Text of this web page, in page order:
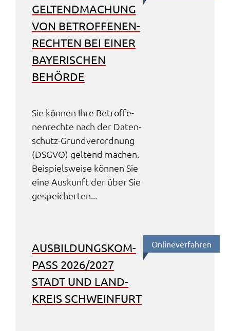
GELTEND­MA­CHUNG
VON BETROF­FE­NEN­
RECH­TEN BEI EINER
BAYE­RI­SCHEN
BEHÖR­DE
Sie können Ihre Betrof­fe­
nen­rech­te nach der Daten­
schutz-Grund­ver­ord­nung
(DSGVO) geltend machen.
Beispiels­wei­se können Sie
eine Auskunft der über Sie
gespei­cher­ten...
AUSBIL­DUNGS­KOM­
PASS 2026/2027
STADT UND LAND­
KREIS SCHWEIN­FURT
Online­ver­fah­ren